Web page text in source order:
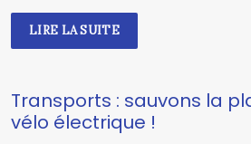
LIRE LA SUITE
Transports : sauvons la
vélo électrique !